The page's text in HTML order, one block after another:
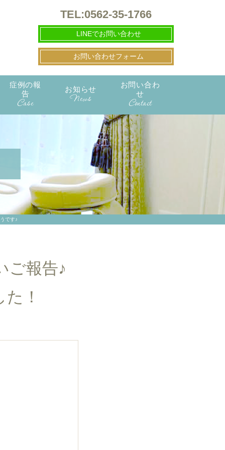
TEL:0562-35-1766
LINEでお問い合わせ
お問い合わせフォーム
症例の報
告
Case
お知らせ
News
お問い合わ
せ
Contact
です♪
ご報告♪
！